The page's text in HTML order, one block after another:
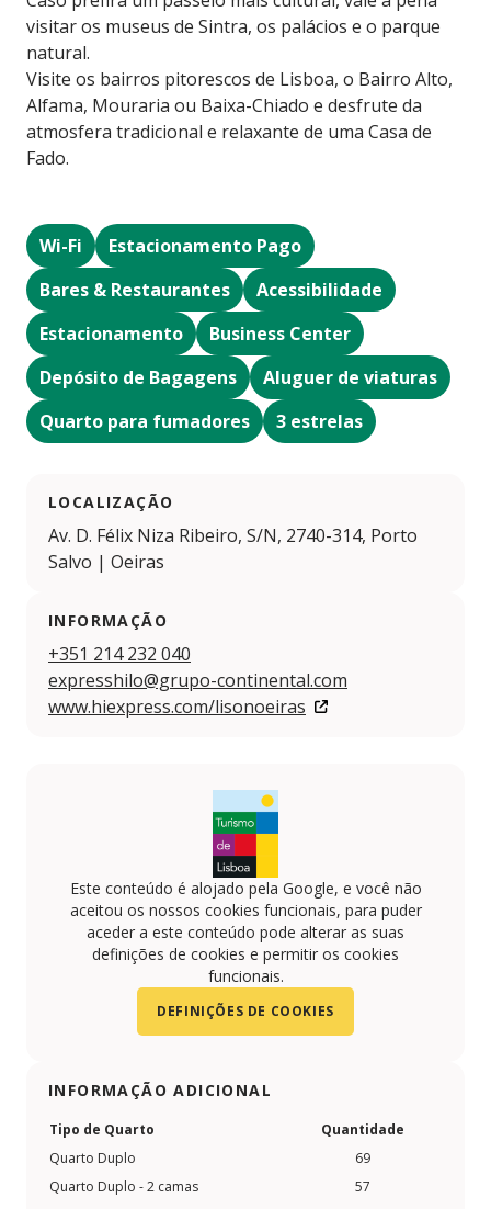
visitar os museus de Sintra, os palácios e o parque
natural.
Visite os bairros pitorescos de Lisboa, o Bairro Alto,
Alfama, Mouraria ou Baixa-Chiado e desfrute da
atmosfera tradicional e relaxante de uma Casa de
Fado.
Wi-Fi
Estacionamento Pago
Bares & Restaurantes
Acessibilidade
Estacionamento
Business Center
Depósito de Bagagens
Aluguer de viaturas
Quarto para fumadores
3 estrelas
LOCALIZAÇÃO
Av. D. Félix Niza Ribeiro, S/N, 2740-314, Porto
Salvo | Oeiras
INFORMAÇÃO
+351 214 232 040
expresshilo@grupo-continental.com
www.hiexpress.com/lisonoeiras
Este conteúdo é alojado pela Google, e você não
aceitou os nossos cookies funcionais, para puder
aceder a este conteúdo pode alterar as suas
definições de cookies e permitir os cookies
funcionais.
DEFINIÇÕES DE COOKIES
INFORMAÇÃO ADICIONAL
Tipo de Quarto
Quantidade
Quarto Duplo
69
Quarto Duplo - 2 camas
57